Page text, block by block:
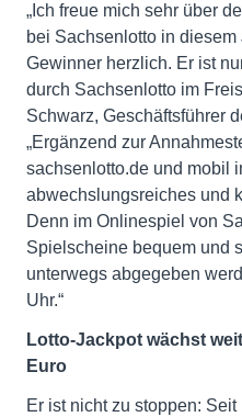
„Ich freue mich sehr über
bei Sachsenlotto in
Gewinner herzlich. Er ist
durch Sachsenlotto im
Schwarz, Geschäftsführer
„Ergänzend zur
sachsenlotto.de und mobil
abwechslungsreiches und
Denn im Onlinespiel von
Spielscheine bequem und
unterwegs abgegeben
Uhr.“
Lotto-Jackpot wächst
Euro
Er ist nicht zu stoppen: